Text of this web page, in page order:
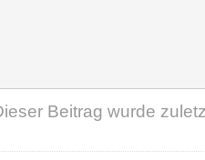
Beitrag wurde